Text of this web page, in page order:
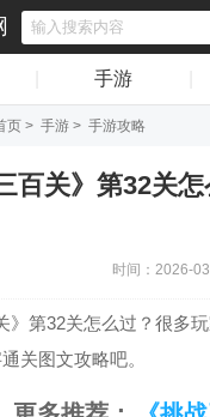
手游
页 > 手游 > 手游攻略
百关》第32关
时间：2026-
》第32关怎么过？很多
关图文攻略吧。